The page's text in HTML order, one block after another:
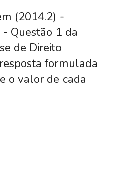
(2014.2) -
Questão 1 da
de Direito
formulada
o valor de cada